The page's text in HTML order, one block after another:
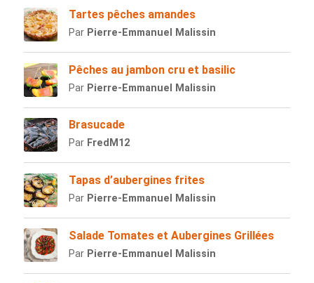
Tartes pêches amandes
Par Pierre-Emmanuel Malissin
Pêches au jambon cru et basilic
Par Pierre-Emmanuel Malissin
Brasucade
Par FredM12
Tapas d’aubergines frites
Par Pierre-Emmanuel Malissin
Salade Tomates et Aubergines Grillées
Par Pierre-Emmanuel Malissin